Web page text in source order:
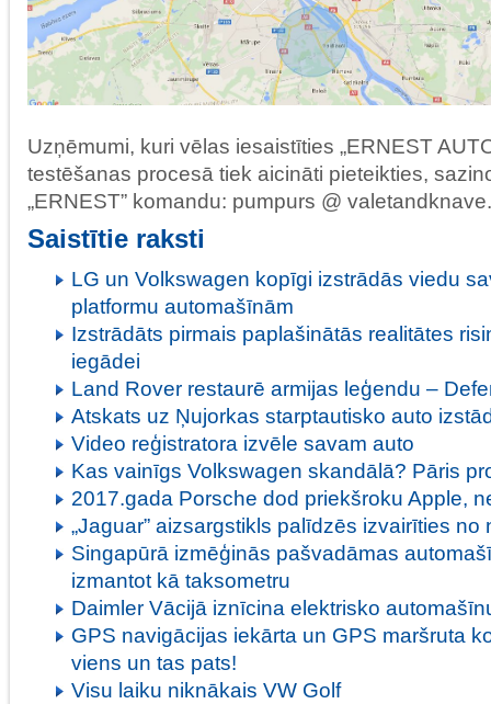
Uzņēmumi, kuri vēlas iesaistīties „ERNEST
testēšanas procesā tiek aicināti pieteikties,
„ERNEST” komandu: pumpurs @
Saistītie raksti
LG un Volkswagen kopīgi izstrādās viedu
platformu automašīnām
Izstrādāts pirmais paplašinātās realitātes
iegādei
Land Rover restaurē armijas leģendu –
Atskats uz Ņujorkas starptautisko auto
Video reģistratora izvēle savam auto
Kas vainīgs Volkswagen skandālā? Pāris
2017.gada Porsche dod priekšroku Apple,
„Jaguar” aizsargstikls palīdzēs izvairīties no
Singapūrā izmēģinās pašvadāmas
izmantot kā taksometru
Daimler Vācijā iznīcina elektrisko
GPS navigācijas iekārta un GPS maršruta
viens un tas pats!
Visu laiku niknākais VW Golf